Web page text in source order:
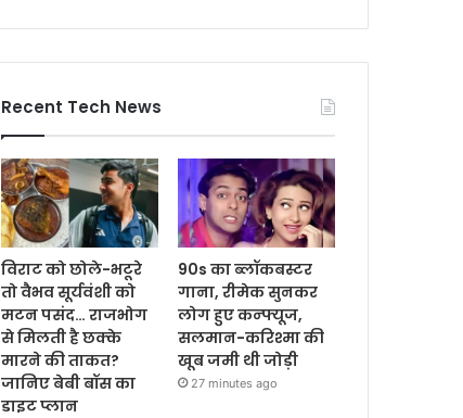
Recent Tech News
विराट को छोले-भटूरे
तो वैभव सूर्यवंशी को
मटन पसंद… राजभोग
से मिलती है छक्के
मारने की ताकत?
जानिए बेबी बॉस का
डाइट प्लान
90s का ब्लॉकबस्टर
गाना, रीमेक सुनकर
लोग हुए कन्फ्यूज,
सलमान-करिश्मा की
खूब जमी थी जोड़ी
27 minutes ago